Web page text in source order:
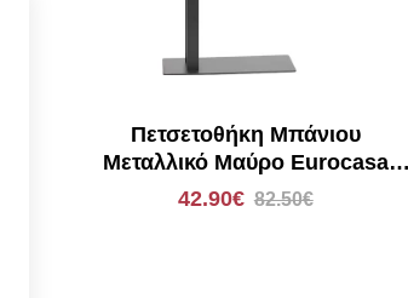
Πετσετοθήκη Μπάνιου
Μεταλλικό Μαύρο Eurocasa
9125
42.90€ 82.50€